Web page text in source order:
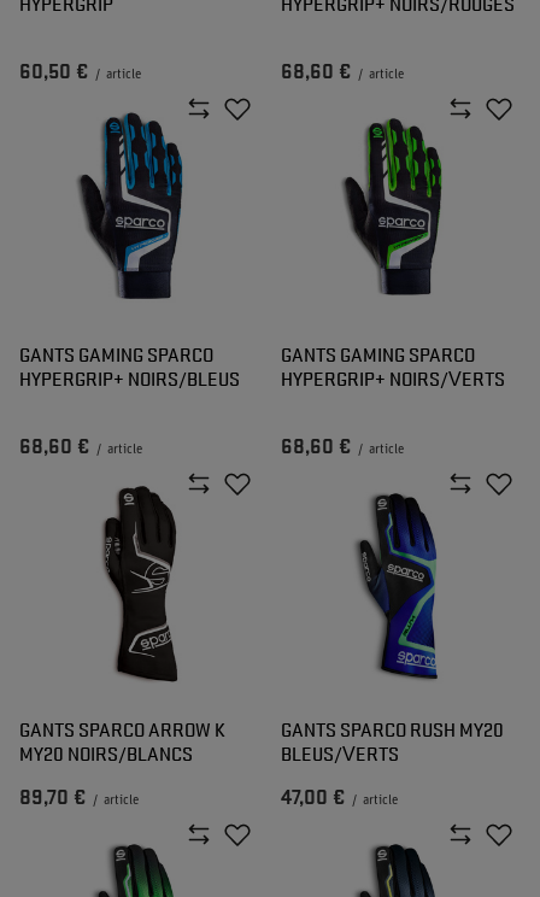
60,50 € / article 68,60 € / article
GANTS GAMING SPARCO
HYPERGRIP+ NOIRS/BLEUS
68,60 € / article
GANTS GAMING SPARCO
HYPERGRIP+ NOIRS/VERTS
68,60 € / article
GANTS SPARCO ARROW K
MY20 NOIRS/BLANCS
89,70 € / article
GANTS SPARCO RUSH MY20
BLEUS/VERTS
47,00 € / article